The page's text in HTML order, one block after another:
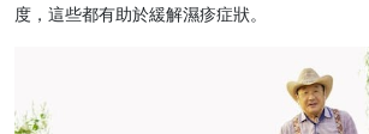
度，這些都有助於緩解濕疹症狀。